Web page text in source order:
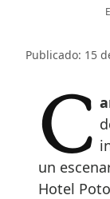
Publicado: 15
un
Hotel